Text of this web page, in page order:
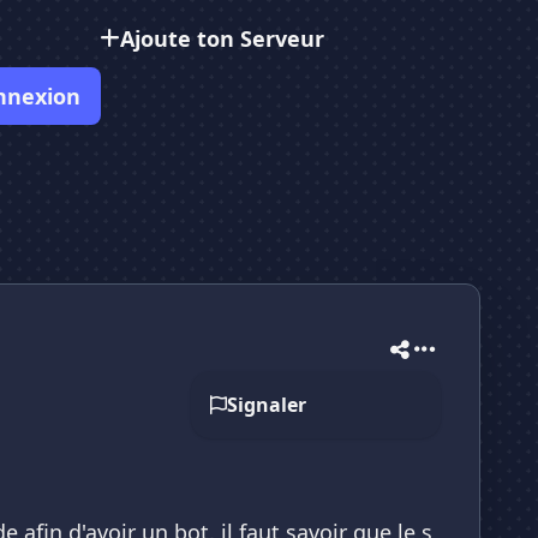
Ajoute ton Serveur
Signaler
afin d'avoir un bot, il faut savoir que le s